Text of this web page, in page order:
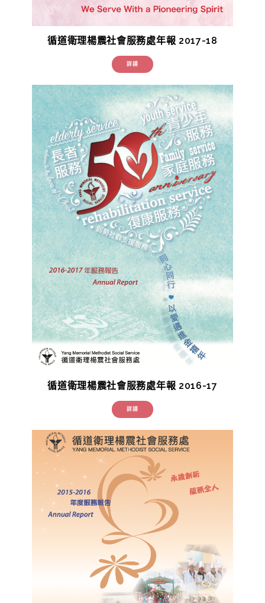
循道衛理楊震社會服務處年報 2017-18
詳請
循道衛理楊震社會服務處年報 2016-17
詳請